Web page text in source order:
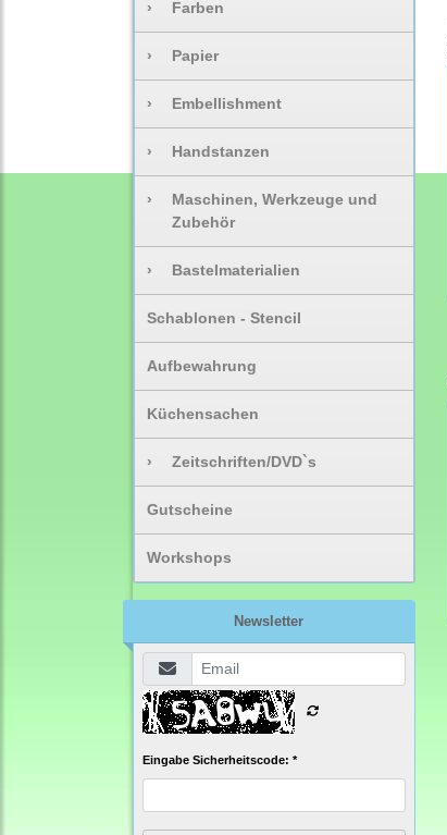
› Farben
› Papier
› Embellishment
› Handstanzen
›
Maschinen, Werkzeuge und
Zubehör
› Bastelmaterialien
Schablonen - Stencil
Aufbewahrung
Küchensachen
› Zeitschriften/DVD`s
Gutscheine
Workshops
Newsletter
Eingabe Sicherheitscode: *